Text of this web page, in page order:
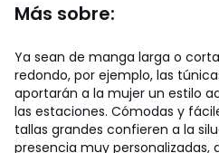
Más sobre:
Ya sean de manga larga o
redondo, por ejemplo, las
aportarán a la mujer un estilo
las estaciones. Cómodas y
tallas grandes confieren a la
presencia muy personalizadas,